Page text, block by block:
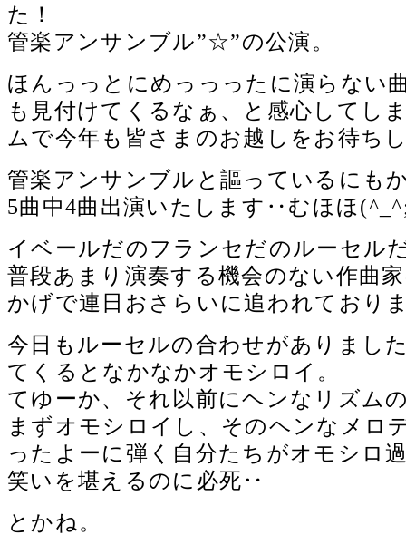
た！
管楽アンサンブル”☆”の公演。
ほんっっとにめっっったに演らない
も見付けてくるなぁ、と感心してし
ムで今年も皆さまのお越しをお待ち
管楽アンサンブルと謳っているにも
5曲中4曲出演いたします‥むほほ
イベールだのフランセだのルーセル
普段あまり演奏する機会のない作曲
かげで連日おさらいに追われており
今日もルーセルの合わせがありまし
てくるとなかなかオモシロイ。
てゆーか、それ以前にヘンなリズム
まずオモシロイし、そのヘンなメロ
ったよーに弾く自分たちがオモシ
笑いを堪えるのに必死‥
とかね。